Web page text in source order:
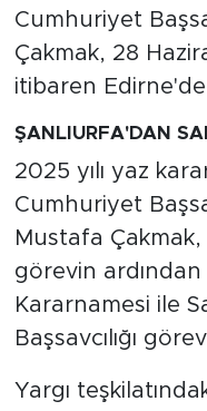
Cumhuriyet
Çakmak, 28
itibaren
ŞANLIURFA'DAN
2025 yılı yaz
Cumhuriyet
Mustafa
görevin ardından
Kararnamesi ile
Başsavcılığı
Yargı